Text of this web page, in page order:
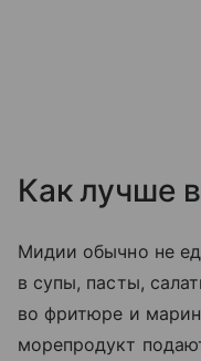
Как лучше
Мидии обычно не
в супы, пасты,
во фритюре и
морепродукт